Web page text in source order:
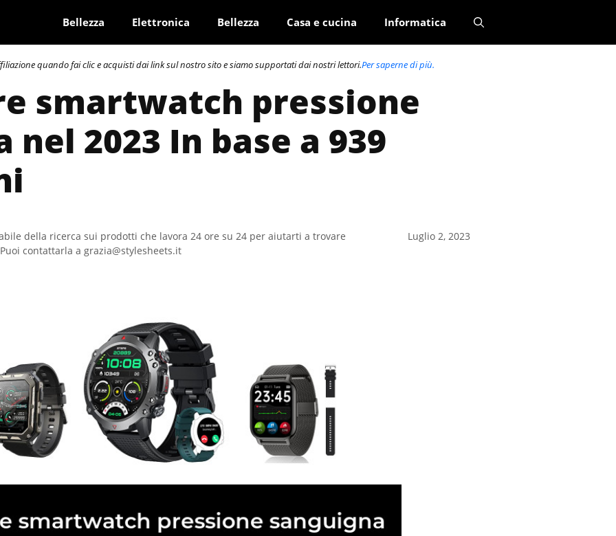
Bellezza Elettronica Bellezza Casa e cucina Informatica
quando fai clic e acquisti dai link sul nostro sito e siamo supportati dai nostri lettori.Per saperne di più.
smartwatch pressione
nel 2023 In base a 939
della ricerca sui prodotti che lavora 24 ore su 24 per aiutarti a trovare
contattarla a grazia@stylesheets.it
Luglio 2, 2023